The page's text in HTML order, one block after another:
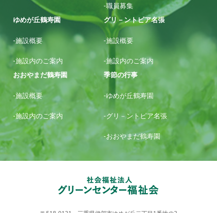
-職員募集
ゆめが丘鶴寿園
-施設概要
-施設内のご案内
グリ－ントピア名張
-施設概要
-施設内のご案内
おおやまだ鶴寿園
-施設概要
-施設内のご案内
季節の行事
-ゆめが丘鶴寿園
-グリ－ントピア名張
-おおやまだ鶴寿園